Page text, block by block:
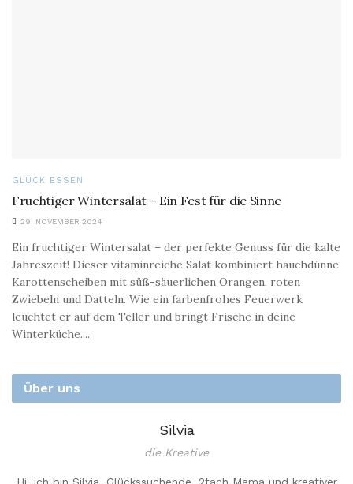
GLÜCK ESSEN
Fruchtiger Wintersalat – Ein Fest für die Sinne
29. NOVEMBER 2024
Ein fruchtiger Wintersalat – der perfekte Genuss für die kalte
Jahreszeit! Dieser vitaminreiche Salat kombiniert hauchdünne
Karottenscheiben mit süß-säuerlichen Orangen, roten
Zwiebeln und Datteln. Wie ein farbenfrohes Feuerwerk
leuchtet er auf dem Teller und bringt Frische in deine
Winterküche....
Über uns
Silvia
die Kreative